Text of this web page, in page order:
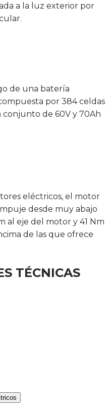
a la luz exterior por
de una batería
por 384 celdas
de 60V y 70Ah
eléctricos, el motor
desde muy abajo
al eje del motor y 41 Nm
de las que ofrece
TÉCNICAS